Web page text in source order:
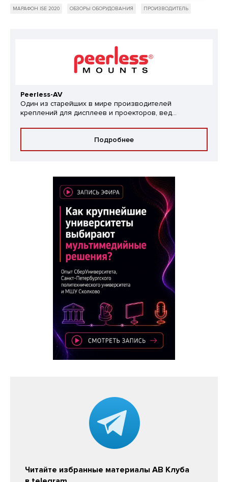
МАРАФОН ISE 2020 ОБЗОРЫ ОБОРУДОВАНИЯ ПРОИЗВОДИТЕЛЬ
Peerless-AV
Один из старейших в мире производителей
креплений для дисплеев и проекторов, вед...
Подробнее
Читайте избранные материалы АВ Клуба